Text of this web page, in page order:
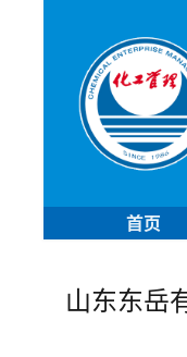
首页
山东东岳